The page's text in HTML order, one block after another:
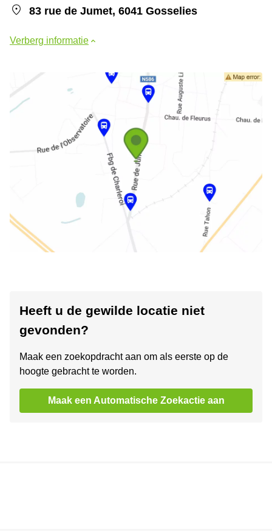
83 rue de Jumet, 6041 Gosselies
Verberg informatie
Heeft u de gewilde locatie niet
gevonden?
Maak een zoekopdracht aan om als eerste op de
hoogte gebracht te worden.
Maak een Automatische Zoekactie aan